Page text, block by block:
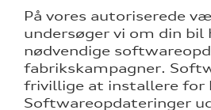
På vores autoriserede
undersøger vi om din
nødvendige
fabrikskampagner.
frivillige at installere for
Softwareopdateringer